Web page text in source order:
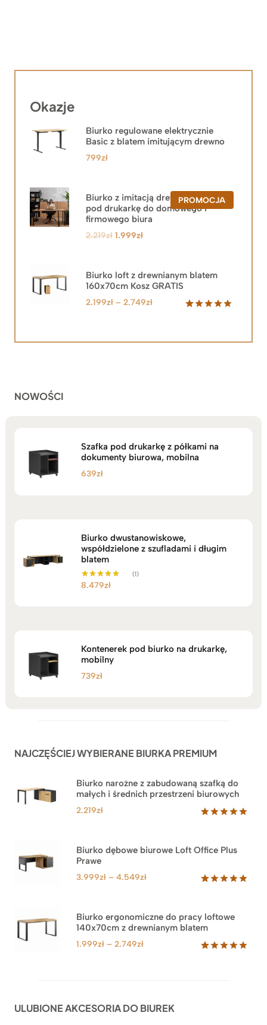
Okazje
Biurko regulowane elektrycznie
Basic z blatem imitującym drewno
799zł
PROMOCJAPRODUKT
W
Biurko z imitacją drewna z szafką
pod drukarkę do domowego i
firmowego biura
2.219zł Pierwotna
2.219zł.
1.999złAktualna
1.999zł.
Biurko loft z drewnianym blatem
160x70cm Kosz GRATIS
2.199zł – 2.749złZakres
2.199zł
NOWOŚCI
Szafka pod drukarkę z półkami na
dokumenty biurowa, mobilna
639zł
Biurko dwustanowiskowe,
współdzielone z szufladami i długim
blatem
Oceniono
(1)
8.479zł
Kontenerek pod biurko na drukarkę,
mobilny
739zł
NAJCZĘŚCIEJ WYBIERANE BIURKA PREMIUM
Biurko narożne z zabudowaną szafką do
małych i średnich przestrzeni biurowych
na
podstawie
klienta
2.219zł
Biurko dębowe biurowe Loft Office Plus
Prawe
na
podstawie
ocen
klientów
3.999zł – 4.549złZakres
3.999zł
do
Biurko ergonomiczne do pracy loftowe
140x70cm z drewnianym blatem
1.999zł – 2.749złZakres
2.749zł
ULUBIONE AKCESORIA DO BIUREK